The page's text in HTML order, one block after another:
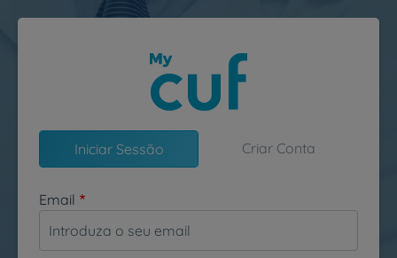
Passar para o conteúdo principal
Iniciar Sessão Criar Conta
Email